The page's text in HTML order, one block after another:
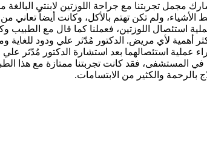
ولم تكن تهتم بالأكل، وكانت أيضاً تعاني
استئصال اللوزتين، فعملنا كما قال مع الطبيب
أهمية لأي مريض. الدكتور مُدّثر علي ودود للغاية
عملية استئصالهما بعد استشارة الدكتور
في المستشفى، فقد كانت تجربتنا ممتازة مع هذا
بالرحمة والكثير من الابتسامات.